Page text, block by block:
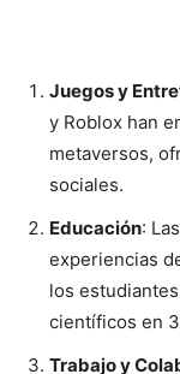
Juegos y
y Roblox han
metaversos,
sociales.
Educación:
experiencias
los
científicos en
Trabajo y